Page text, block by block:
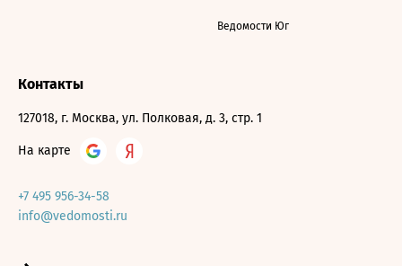
Ведомости Юг
Контакты
127018, г. Москва, ул. Полковая, д. 3, стр. 1
На карте
+7 495 956-34-58
info@vedomosti.ru